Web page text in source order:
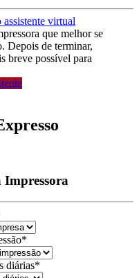
virtual
que melhor se
Depois de terminar,
breve possível para
Impressora
*
diárias*